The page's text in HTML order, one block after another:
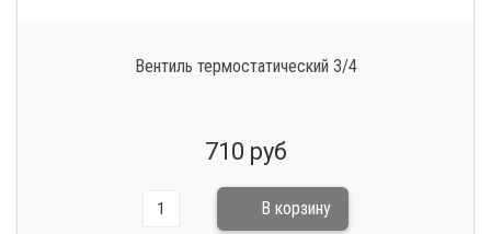
Вентиль термостатический 3/4
710 руб